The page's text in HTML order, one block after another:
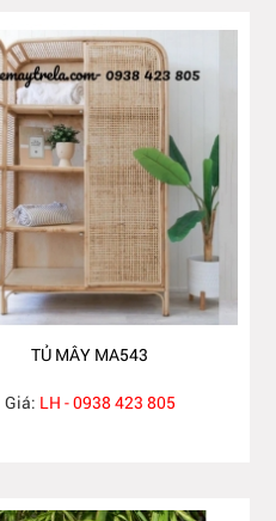
TỦ MÂY MA543
Giá: LH - 0938 423 805